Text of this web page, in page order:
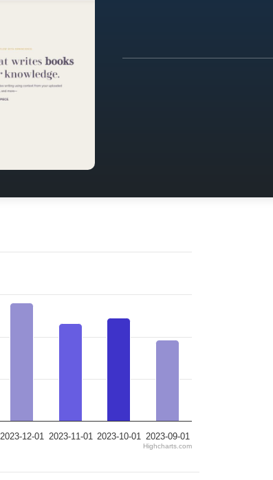
2023-12-01 2023-11-01 2023-10-01 2023-09-01
Highcharts.com